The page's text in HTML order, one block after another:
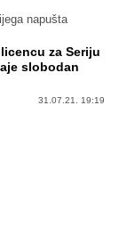
napušta
za Seriju
slobodan
31.07.21. 19:19